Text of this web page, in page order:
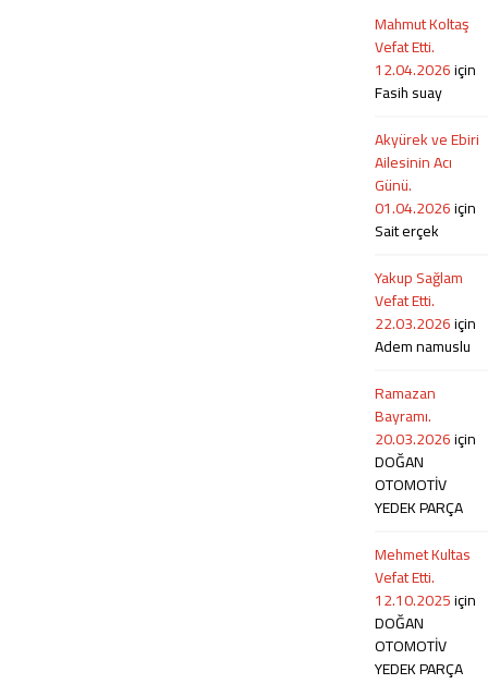
poliklinikte Muayene, Acil Müdahale
ve Müşahade hizmetleri ile beraber
tahlil ve tetkik hizmetleri de
veilmektedir. SGK ile sözleşmesi
Mahmut Koltaş
Vefat Etti.
12.04.2026için
Fasih suay
Akyürek ve Ebiri
Ailesinin Acı
Günü.
01.04.2026için
Sait erçek
Yakup Sağlam
Vefat Etti.
22.03.2026için
Adem namuslu
Ramazan
Bayramı.
20.03.2026için
DOĞAN
OTOMOTİV
YEDEK PARÇA
Mehmet Kultas
Vefat Etti.
12.10.2025için
DOĞAN
OTOMOTİV
YEDEK PARÇA